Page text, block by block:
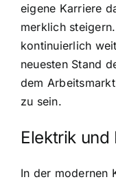
eigene Karriere
merklich
kontinuierlich
neuesten Stand
dem
zu sein.
Elektrik und
In der modernen